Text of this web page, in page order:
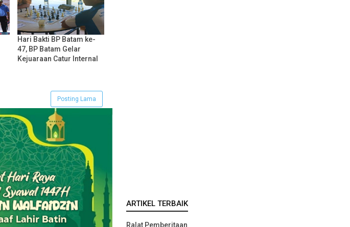
Hari Bakti BP Batam ke-
47, BP Batam Gelar
Kejuaraan Catur Internal
Posting Lama
ARTIKEL TERBAIK
Ralat Pemberitaan